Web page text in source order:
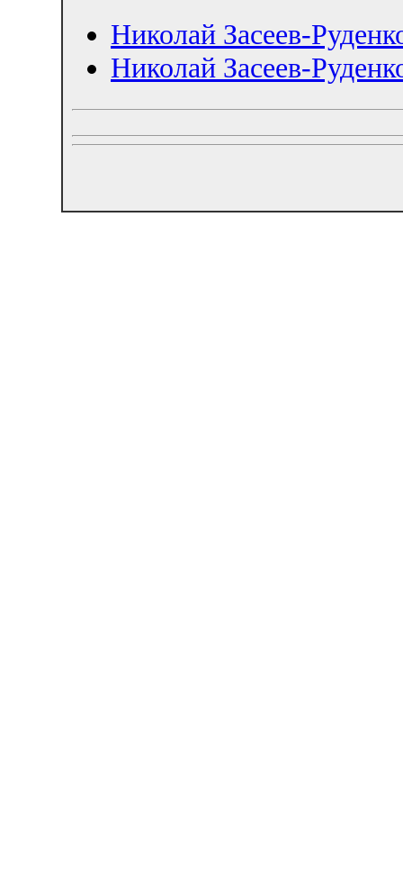
Николай Засеев-
Николай Засеев-